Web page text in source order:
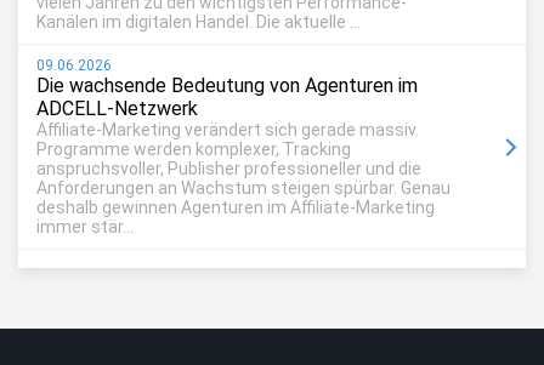
Kanälen im digitalen Handel. Die aktuelle ...
09.06.2026
Die wachsende Bedeutung von Agenturen im
ADCELL-Netzwerk
Affiliate-Marketing verändert sich gerade massiv.
Programme werden komplexer, Tracking
anspruchsvoller, Publisher professioneller und die
Anforderungen an Wachstum steigen spürbar. Genau
deshalb gewinnen Agenturen im Affiliate-Marketing
immer stär...